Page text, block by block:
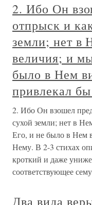
2. Ибо Он
отпрыск и
земли; нет в
величия; и
было в Нем
привлекал
2. Ибо Он взошел
сухой земли; нет в
Его, и не было в Нем
Нему. В 2-3 стихах
кроткий и даже
соответствующее сему
Два вида